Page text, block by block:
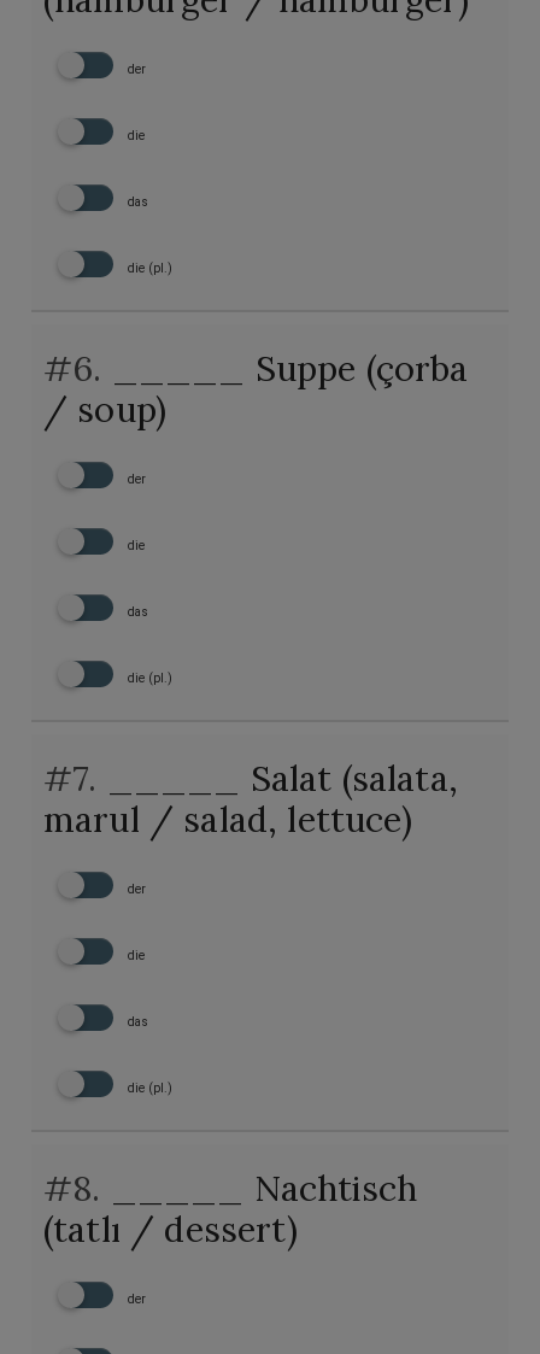
der
die
das
die (pl.)
#6. _____ Suppe (çorba
/ soup)
der
die
das
die (pl.)
#7. _____ Salat (salata,
marul / salad, lettuce)
der
die
das
die (pl.)
#8. _____ Nachtisch
(tatlı / dessert)
der